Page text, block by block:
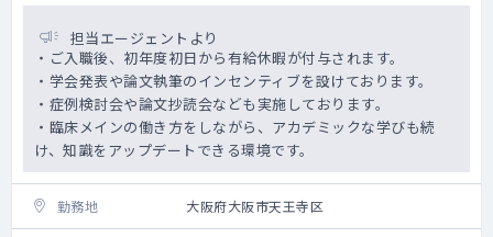
担当エージェントより
・ご入職後、初年度初日から有給休暇が付与されます。
・学会発表や論文執筆のインセンティブを設けております。
・症例検討会や論文抄読会なども実施しております。
・臨床メインの働き方をしながら、アカデミックな学びも続
け、知識をアップデートできる環境です。
勤務地 大阪府大阪市天王寺区